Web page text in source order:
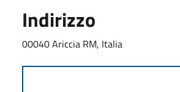
Indirizzo
00040 Ariccia RM, Italia